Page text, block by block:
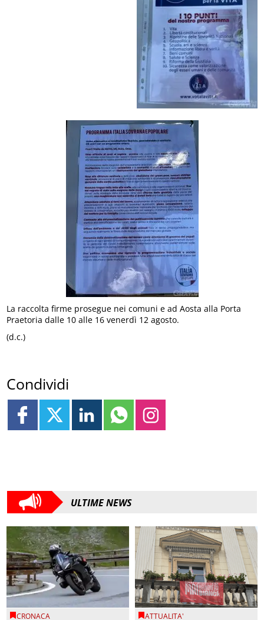
La raccolta firme prosegue nei comuni e ad Aosta alla Porta
Praetoria dalle 10 alle 16 venerdì 12 agosto.
(d.c.)
Condividi
ULTIME NEWS
CRONACA ATTUALITA'